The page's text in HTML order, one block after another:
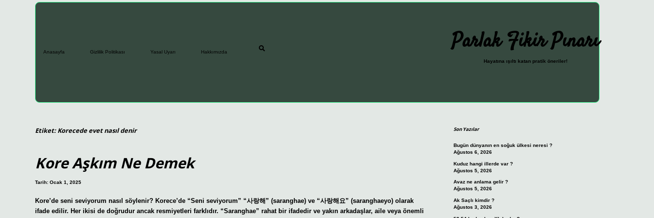
Anasayfa Gizlilik Politikası Yasal Uyarı Hakkımızda Parlak Fikir Pınarı
Hayatına ışıltı katan pratik öneriler!
Etiket:Korecede evet nasıl denir
Kore Aşkım Ne Demek
Tarih: Ocak 1, 2025
Kore’de seni seviyorum nasıl söylenir? Korece’de “Seni seviyorum” “사랑해” (saranghae) ve “사랑해요” (saranghaeyo) olarak
ifade edilir. Her ikisi de doğrudur ancak resmiyetleri farklıdır. “Saranghae” rahat bir ifadedir ve yakın arkadaşlar, aile veya önemli
Son Yazılar
Bugün dünyanın en soğuk ülkesi neresi ?
Ağustos 6, 2026
Kuduz hangi illerde var ?
Ağustos 5, 2026
Avaz ne anlama gelir ?
Ağustos 5, 2026
Ak Saçlı kimdir ?
Ağustos 3, 2026